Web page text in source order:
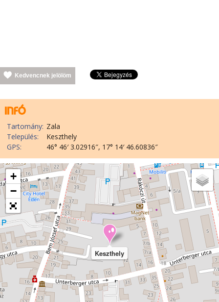
Kedvencnek jelölöm
Tartomány: Zala
Település:
Keszthely
GPS:
46° 46′ 3.02916″, 17° 14′ 46.60836″
Keszthely
+
−